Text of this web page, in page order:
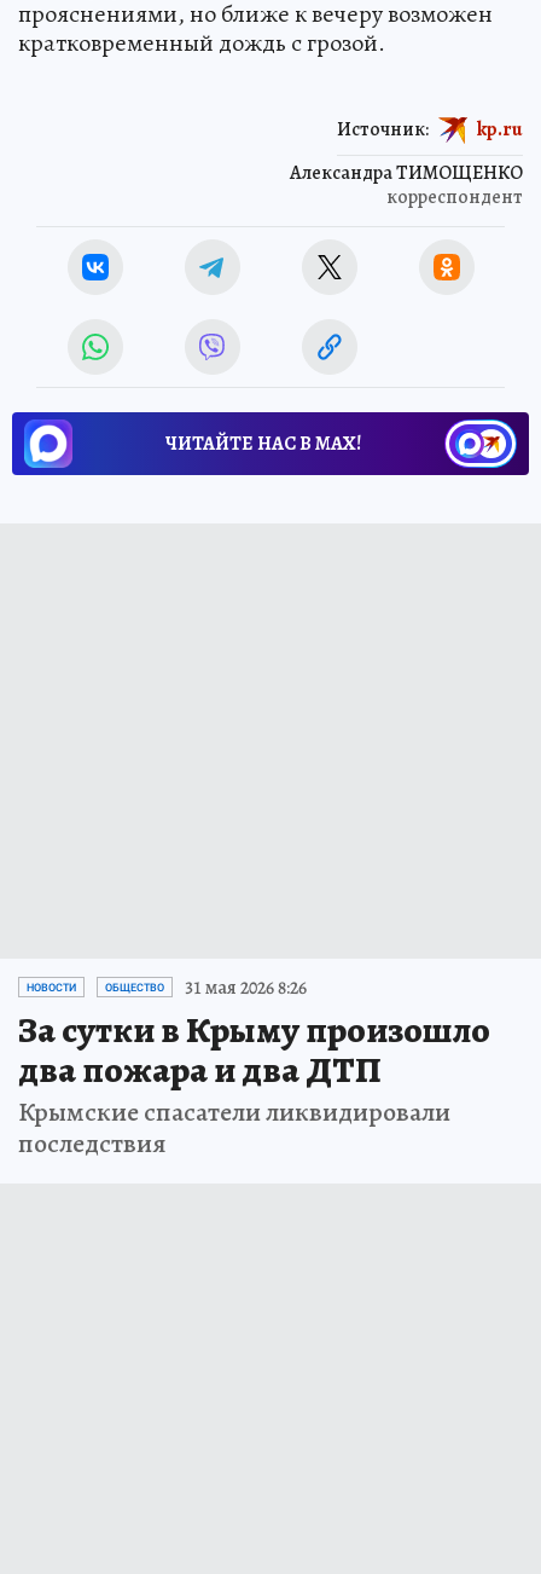
прояснениями, но ближе к вечеру возможен
кратковременный дождь с грозой.
Александра ТИМОЩЕНКО
корреспондент
Источник: kp.ru
ЧИТАЙТЕ НАС В МАХ!
НОВОСТИ ОБЩЕСТВО 31 мая 2026 8:26
За сутки в Крыму произошло
два пожара и два ДТП
Крымские спасатели ликвидировали
последствия